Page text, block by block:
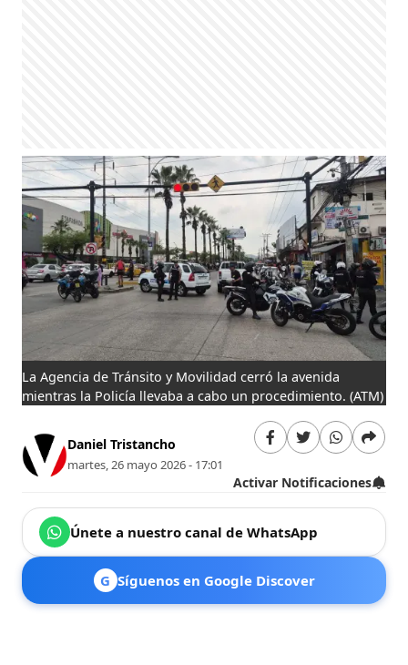
La Agencia de Tránsito y Movilidad cerró la avenida
mientras la Policía llevaba a cabo un procedimiento. (ATM)
Daniel Tristancho
martes, 26 mayo 2026 - 17:01
Activar Notificaciones
Únete a nuestro canal de WhatsApp
G Síguenos en Google Discover